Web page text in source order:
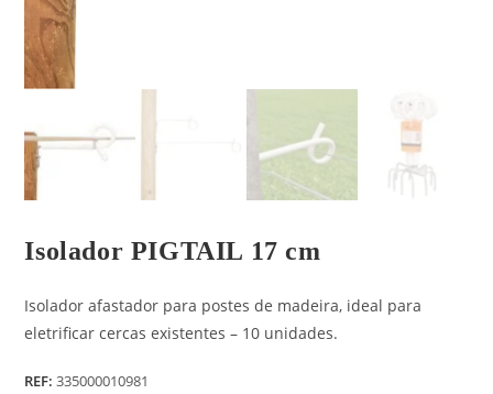
Isolador PIGTAIL 17 cm
Isolador afastador para postes de madeira, ideal para
eletrificar cercas existentes – 10 unidades.
REF:335000010981